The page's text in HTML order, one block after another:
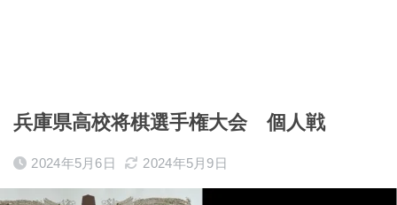
兵庫県高校将棋選手権大会 個人戦
2024年5月6日 2024年5月9日